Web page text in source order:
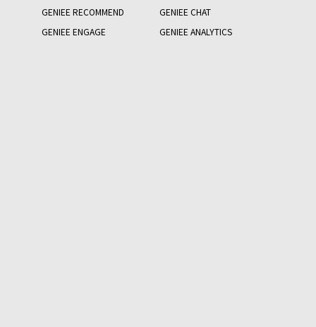
GENIEE RECOMMEND
GENIEE CHAT
GENIEE ENGAGE
GENIEE ANALYTICS